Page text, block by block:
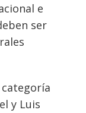
e
ser
y Luis